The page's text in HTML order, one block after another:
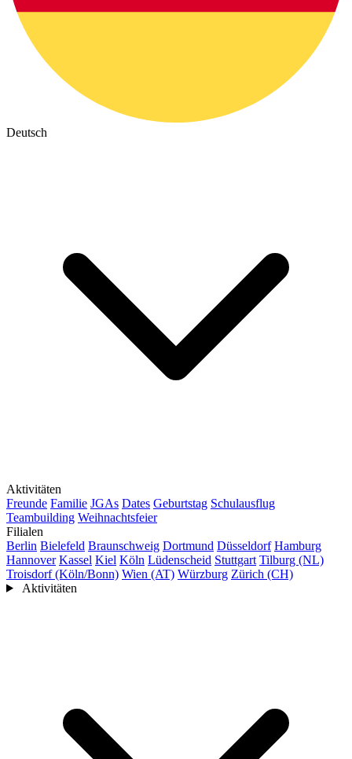
Deutsch
Aktivitäten
Freunde Familie JGAs Dates Geburtstag Schulausflug
Teambuilding Weihnachtsfeier
Filialen
Berlin Bielefeld Braunschweig Dortmund Düsseldorf Hamburg
Hannover Kassel Kiel Köln Lüdenscheid Stuttgart Tilburg (NL)
Troisdorf (Köln/Bonn) Wien (AT) Würzburg Zürich (CH)
Aktivitäten